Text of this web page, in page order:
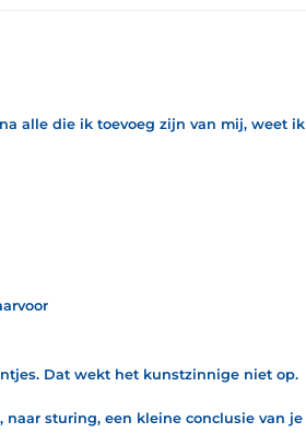
alle die ik toevoeg zijn van mij, weet ik
Dat wekt het kunstzinnige niet op.
naar sturing, een kleine conclusie van je